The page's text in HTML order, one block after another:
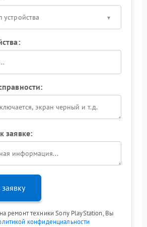
заявке:
ремонт техники Sony PlayStation, Вы
конфиденциальности